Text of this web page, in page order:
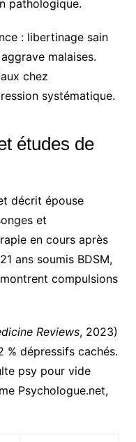
pathologique.
: libertinage sain
malaises.
chez
systématique.
études de
décrit épouse
et
en cours après
ans soumis BDSM,
compulsions
Reviews, 2023)
% dépressifs cachés.
psy pour vide
Psychologue.net,